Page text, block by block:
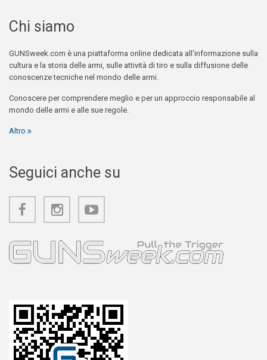
Chi siamo
GUNSweek.com è una piattaforma online dedicata all'informazione sulla
cultura e la storia delle armi, sulle attività di tiro e sulla diffusione delle
conoscenze tecniche nel mondo delle armi.
Conoscere per comprendere meglio e per un approccio responsabile al
mondo delle armi e alle sue regole.
Altro
Seguici anche su